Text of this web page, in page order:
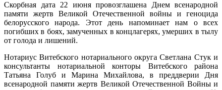
Скорбная дата 22 июня провозглашена Днем всенародной
памяти жертв Великой Отечественной войны и геноцида
белорусского народа. Этот день напоминает нам о всех
погибших в боях, замученных в концлагерях, умерших в тылу
от голода и лишений.
Нотариус Витебского нотариального округа Светлана Стук и
консультанты нотариальной конторы Витебского района
Татьяна Голуб и Марина Михайлова, в преддверии Дня
всенародной памяти жертв Великой Отечественной Войны и